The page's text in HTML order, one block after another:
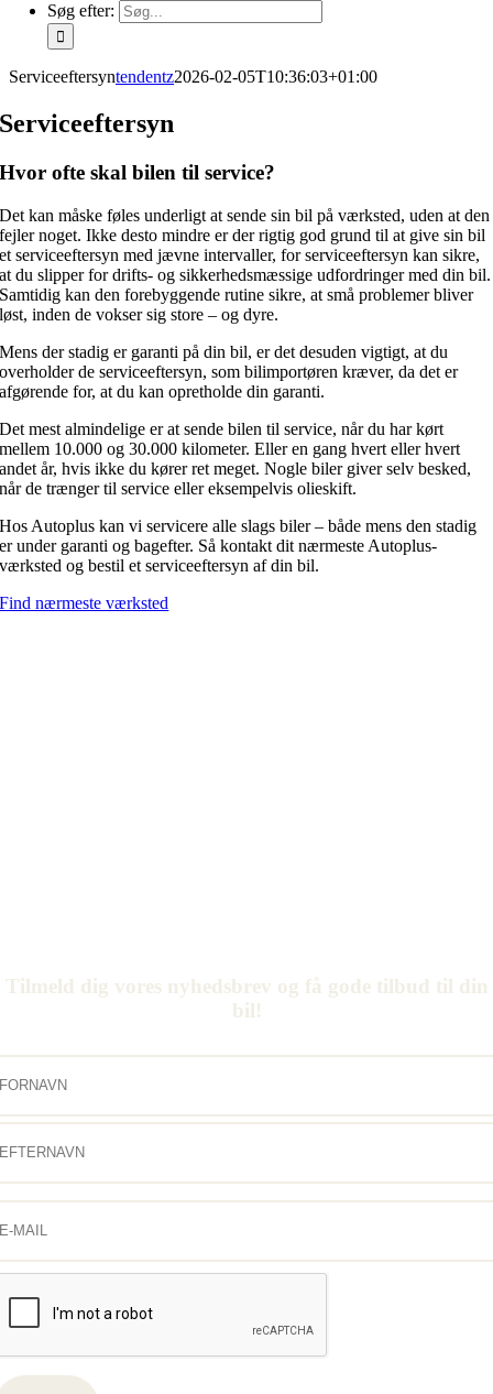
Søg efter:
Serviceeftersyntendentz2026-02-05T10:36:03+01:00
Serviceeftersyn
Hvor ofte skal bilen til service?
Det kan måske føles underligt at sende sin bil på værksted, uden at den
fejler noget. Ikke desto mindre er der rigtig god grund til at give sin bil
et serviceeftersyn med jævne intervaller, for serviceeftersyn kan sikre,
at du slipper for drifts- og sikkerhedsmæssige udfordringer med din bil.
Samtidig kan den forebyggende rutine sikre, at små problemer bliver
løst, inden de vokser sig store – og dyre.
Mens der stadig er garanti på din bil, er det desuden vigtigt, at du
overholder de serviceeftersyn, som bilimportøren kræver, da det er
afgørende for, at du kan opretholde din garanti.
Det mest almindelige er at sende bilen til service, når du har kørt
mellem 10.000 og 30.000 kilometer. Eller en gang hvert eller hvert
andet år, hvis ikke du kører ret meget. Nogle biler giver selv besked,
når de trænger til service eller eksempelvis olieskift.
Hos Autoplus kan vi servicere alle slags biler – både mens den stadig
er under garanti og bagefter. Så kontakt dit nærmeste Autoplus-
værksted og bestil et serviceeftersyn af din bil.
Find nærmeste værksted
Tilmeld dig vores nyhedsbrev og få gode tilbud til din
bil!